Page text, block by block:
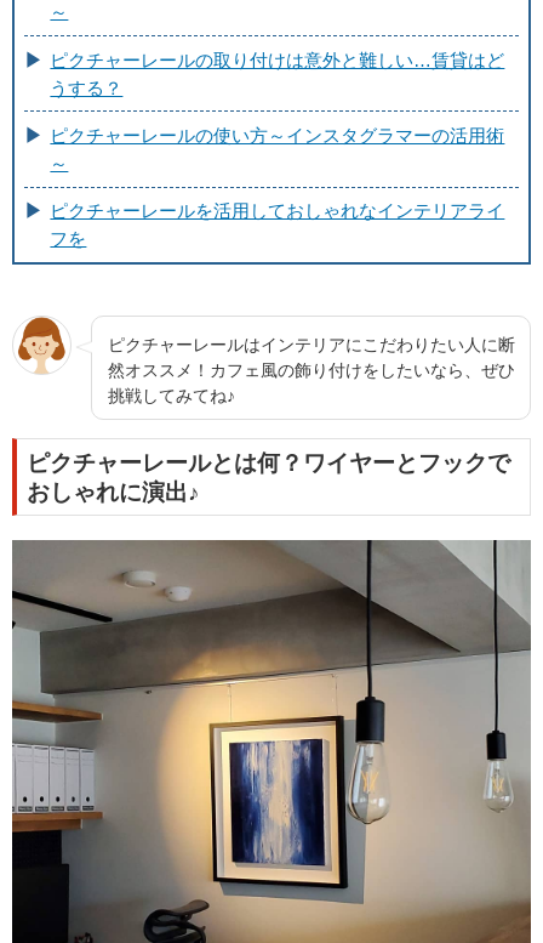
～
ピクチャーレールの取り付けは意外と難しい…賃貸はど
うする？
ピクチャーレールの使い方～インスタグラマーの活用術
～
ピクチャーレールを活用しておしゃれなインテリアライ
フを
ピクチャーレールはインテリアにこだわりたい人に断
然オススメ！カフェ風の飾り付けをしたいなら、ぜひ
挑戦してみてね♪
ピクチャーレールとは何？ワイヤーとフックで
おしゃれに演出♪